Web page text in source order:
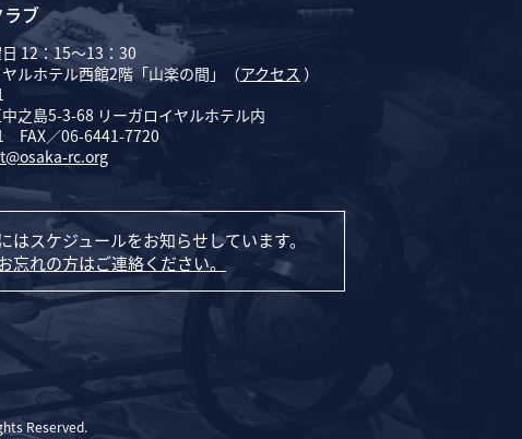
ブ
12：15～13：30
ルホテル西館2階「山楽の間」（アクセス ）
之島5-3-68 リーガロイヤルホテル内
FAX／06-6441-7720
rc.org
はスケジュールをお知らせしています。
忘れの方はご連絡ください。
Reserved.